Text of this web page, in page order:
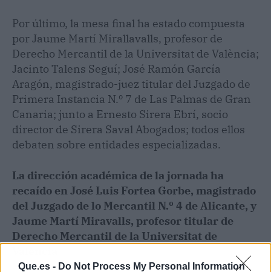
Que.es - Do Not Process My Personal Information
Por último, la mesa final ha estado compuesta
por Jaume Martí Mirallavalls, profesor de
Derecho Mercantil de la Universitat de València;
Jacinto Talens Seguí; José Ramón García
Aragón, magistrado-juez titular del Juzgado de
Primera Instancia N.º 7 de Las Palmas de Gran
Canaria; junto a Ernesto Sirera Ebrí, socio
director de Sirera Saval Abogados; todos ellos
debaten sobre entidades especializadas.
La dirección académica de la jornada ha
recaído en José Luis Fortea Gorbe, magistrado
del Juzgado de lo Mercantil N.º 4 de Alicante, y
Jaume Martí Miravalls, profesor titular de
Derecho Mercantil de la Universitat de